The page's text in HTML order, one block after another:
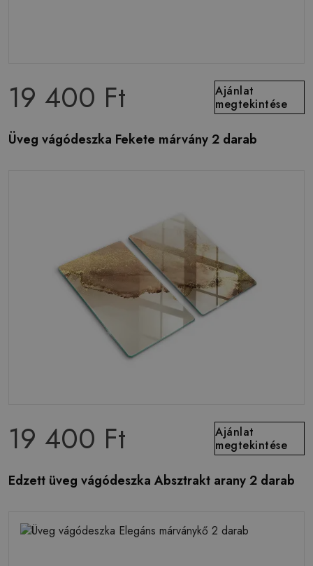
19 400 Ft
Ajánlat
megtekintése
Üveg vágódeszka Fekete márvány 2 darab
19 400 Ft
Ajánlat
megtekintése
Edzett üveg vágódeszka Absztrakt arany 2 darab